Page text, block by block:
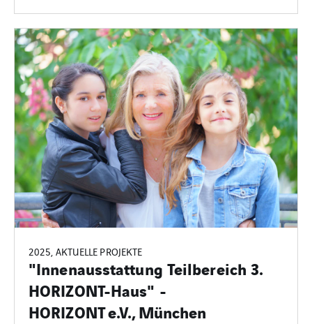
2025, AKTUELLE PROJEKTE
"Innenausstattung Teilbereich 3.
HORIZONT-Haus" -
HORIZONT e.V., München